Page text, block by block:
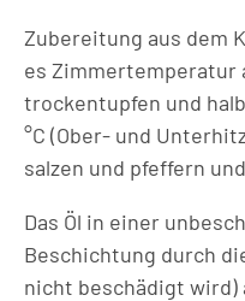
Zubereitung aus dem
es Zimmertemperatur
trockentupfen und
°C (Ober- und
salzen und pfeffern
Das Öl in einer
Beschichtung durch
nicht beschädigt